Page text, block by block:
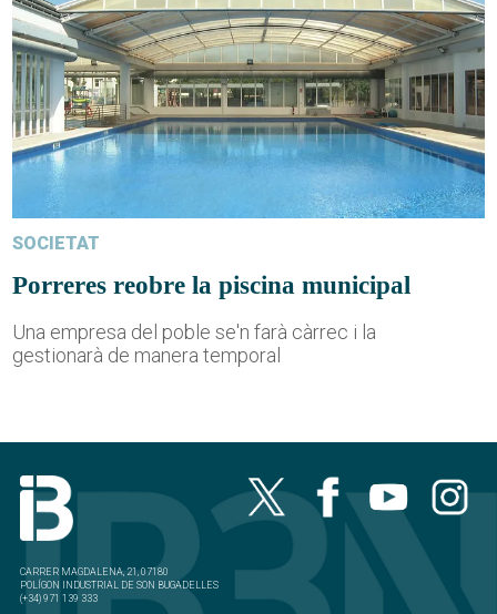
SOCIETAT
Porreres reobre la piscina municipal
Una empresa del poble se'n farà càrrec i la
gestionarà de manera temporal
CARRER MAGDALENA, 21, 07180
POLÍGON INDUSTRIAL DE SON BUGADELLES
(+34) 971 139 333